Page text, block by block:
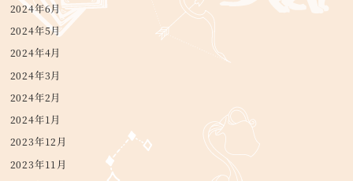
2024年6月
2024年5月
2024年4月
2024年3月
2024年2月
2024年1月
2023年12月
2023年11月